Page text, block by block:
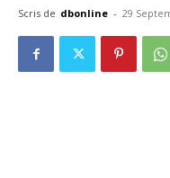
Scris de dbonline - 29